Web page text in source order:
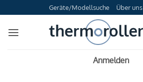
Inhalt
springen
Geräte/Modellsuche Über uns
Anmelden